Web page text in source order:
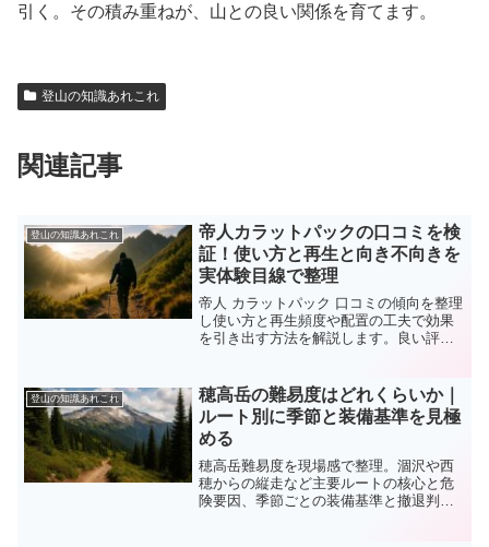
引く。その積み重ねが、山との良い関係を育てます。
登山の知識あれこれ
関連記事
登山の知識あれこれ
帝人カラットパックの口コミを検
証！使い方と再生と向き不向きを
実体験目線で整理
帝人 カラットパック 口コミの傾向を整理
し使い方と再生頻度や配置の工夫で効果
を引き出す方法を解説します。良い評価
め導入可否の判断がしやすくなります。
登山の知識あれこれ
穂高岳の難易度はどれくらいか｜
ルート別に季節と装備基準を見極
める
穂高岳難易度を現場感で整理。涸沢や西
穂からの縦走など主要ルートの核心と危
険要因、季節ごとの装備基準と撤退判断